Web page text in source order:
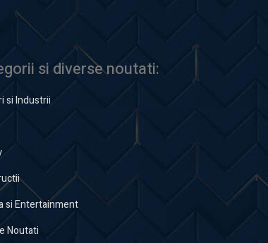
si diverse noutati:
si Industrii
si Entertainment
Noutati